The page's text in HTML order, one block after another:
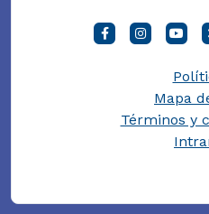
Mapa
Términos y